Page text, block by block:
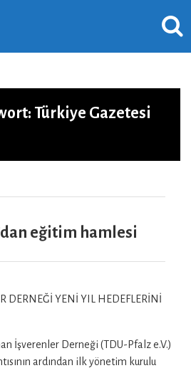
Türkiye Gazetesi
eğitim hamlesi
DERNEĞİ YENİ YIL HEDEFLERİNİ
İşverenler Derneği (TDU-Pfalz e.V.)
ardından ilk yönetim kurulu